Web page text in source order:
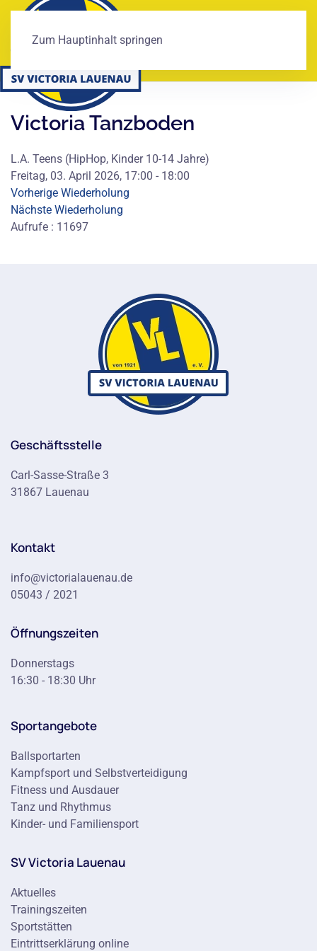
Zum Hauptinhalt springen
Victoria Tanzboden
L.A. Teens (HipHop, Kinder 10-14 Jahre)
Freitag, 03. April 2026, 17:00 - 18:00
Vorherige Wiederholung
Nächste Wiederholung
Aufrufe : 11697
Geschäftsstelle
Carl-Sasse-Straße 3
31867 Lauenau
Kontakt
info@victorialauenau.de
05043 / 2021
Öffnungszeiten
Donnerstags
16:30 - 18:30 Uhr
Sportangebote
Ballsportarten
Kampfsport und Selbstverteidigung
Fitness und Ausdauer
Tanz und Rhythmus
Kinder- und Familiensport
SV Victoria Lauenau
Aktuelles
Trainingszeiten
Sportstätten
Eintrittserklärung online